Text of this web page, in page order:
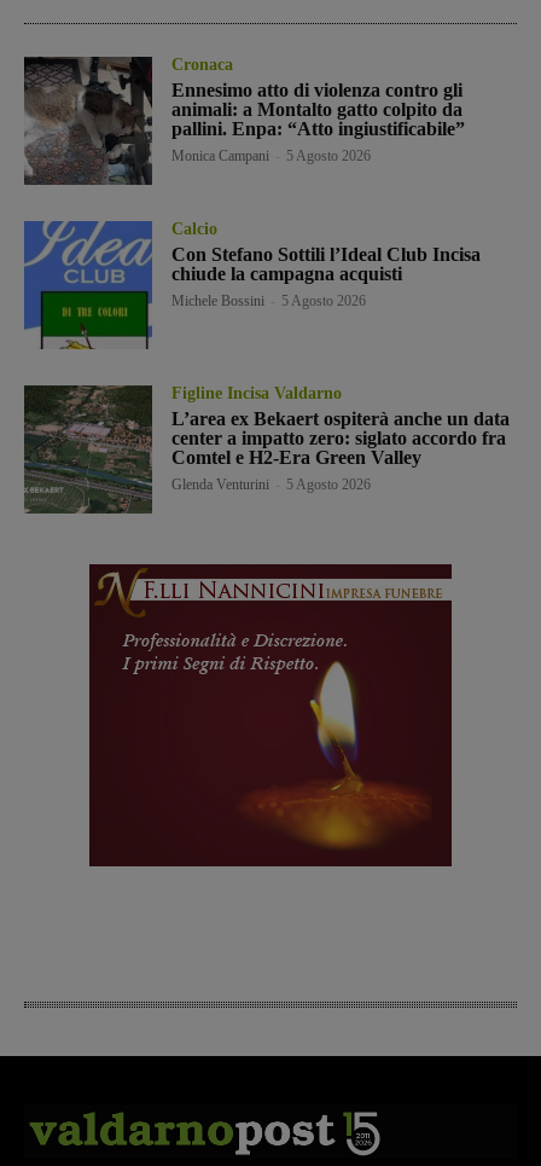
Cronaca
Ennesimo atto di violenza contro gli
animali: a Montalto gatto colpito da
pallini. Enpa: “Atto ingiustificabile”
Monica Campani 5 Agosto 2026
Calcio
Con Stefano Sottili l’Ideal Club Incisa
chiude la campagna acquisti
Michele Bossini 5 Agosto 2026
Figline Incisa Valdarno
L’area ex Bekaert ospiterà anche un data
center a impatto zero: siglato accordo fra
Comtel e H2-Era Green Valley
Glenda Venturini 5 Agosto 2026